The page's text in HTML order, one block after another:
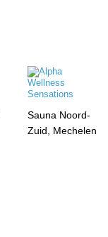
Sauna Noord-
Zuid, Mechelen